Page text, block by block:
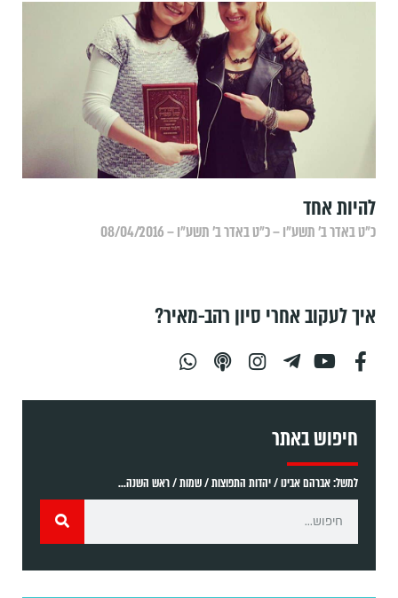
להיות אחד
כ״ט באדר ב׳ תשע״ו – כ״ט באדר ב׳ תשע״ו – 08/04/2016
איך לעקוב אחרי סיון רהב-מאיר?
חיפוש באתר
למשל: אברהם אבינו / יהדות התפוצות / שמות / ראש השנה...